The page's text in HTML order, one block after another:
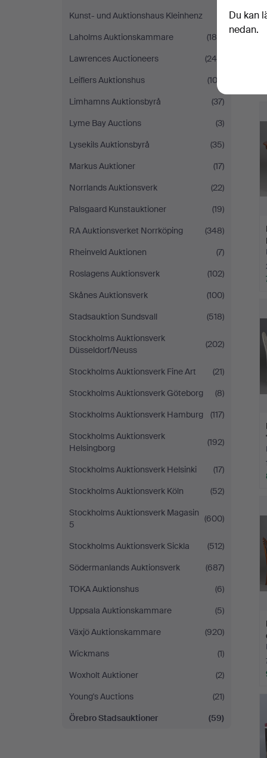
Kunst- und Auktionshaus Kleinhenz
Laholms Auktionskammare
(180)
Lawrences Auctioneers
(245)
Leiflers Auktionshus
(102)
Limhamns Auktionsbyrå
(37)
Lyme Bay Auctions
(3)
Lysekils Auktionsbyrå
(35)
Markus Auktioner
(17)
Norrlands Auktionsverk
(22)
Palsgaard Kunstauktioner
(19)
RA Auktionsverket Norrköping
(348)
Rheinveld Auktionen
(7)
Roslagens Auktionsverk
(102)
Skånes Auktionsverk
(100)
Stadsauktion Sundsvall
(518)
Stockholms Auktionsverk
Düsseldorf/Neuss
(202)
Stockholms Auktionsverk Fine Art
(21)
Stockholms Auktionsverk Göteborg
(8)
Stockholms Auktionsverk Hamburg
(117)
Stockholms Auktionsverk
Helsingborg
(192)
Stockholms Auktionsverk Helsinki
(17)
Stockholms Auktionsverk Köln
(52)
Stockholms Auktionsverk Magasin
5
(600)
Stockholms Auktionsverk Sickla
(512)
Södermanlands Auktionsverk
(687)
TOKA Auktionshus
(6)
Uppsala Auktionskammare
(5)
Växjö Auktionskammare
(920)
Wickmans
(1)
Woxholt Auktioner
(2)
Young's Auctions
(21)
Örebro Stadsauktioner
(59)
Du kan
nedan.